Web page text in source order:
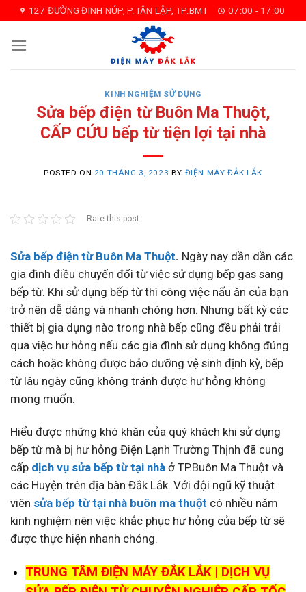
content
127 ĐƯỜNG ĐINH NÚP, P.TÂN LẬP, TP.BMT 07:00 - 17:00
KINH NGHIỆM SỬ DỤNG
Sửa bếp điện từ Buôn Ma Thuột,
CẤP CỨU bếp từ tiện lợi tại nhà
POSTED ON 20 THÁNG 3, 2023 BY ĐIỆN MÁY ĐẮK LẮK
Rate this post
Sửa bếp điện từ Buôn Ma Thuột. Ngày nay dần dần các
gia đình điều chuyển đổi từ việc sử dụng bếp gas sang
bếp từ. Khi sử dụng bếp từ thì công việc nấu ăn của bạn
trở nên dễ dàng và nhanh chóng hơn. Nhưng bất kỳ các
thiết bị gia dụng nào trong nhà bếp cũng đều phải trải
qua việc hư hỏng nếu các gia đình sử dụng không đúng
cách hoặc không được bảo dưỡng vệ sinh định kỳ, bếp
từ lâu ngày cũng không tránh được hư hỏng không
mong muốn.
Hiểu được những khó khăn của quý khách khi sử dụng
bếp từ mà bị hư hỏng Điện Lạnh Trường Thịnh đã cung
cấp dịch vụ sửa bếp từ tại nhà ở TP.Buôn Ma Thuột và
các Huyện trên địa bàn Đắk Lắk. Với đội ngũ kỹ thuật
viên sửa bếp từ tại nhà buôn ma thuột có nhiều năm
kinh nghiệm nên việc khắc phục hư hỏng của bếp từ sẽ
được thực hiện nhanh chóng.
TRUNG TÂM ĐIỆN MÁY ĐẮK LẮK | DỊCH VỤ